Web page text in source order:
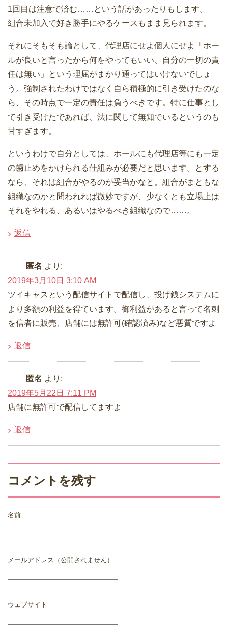
1回目は注意で済む……という話があったりもします。
組合未加入で好き勝手にやるケースもまま見られます。
それにそもそも論として、代理店にせよ個人にせよ「ホー
ルが良いと言ったから何をやってもいい、自分の一切の責
任は無い」という理屈がまかり通ってはいけないでしょ
う。強制されたわけではなく自ら積極的に引き受けたのな
ら、その時点で一定の責任は負うべきです。特に仕事とし
て引き受けたであれば、法に関して無知でいるというのも
甘すぎます。
というわけで自分としては、ホールにも代理店等にも一定
の歯止めをかけられる仕組みが必要だと思います。とする
なら、それは組合がやるのが妥当かなと。組合がまともな
組織なのかと問われれば微妙ですが、少なくとも立場上は
それをやれる、あるいはやるべき組織なので……。
返信
匿名 より:
2019年3月10日 3:10 AM
ツイキャスという配信サイトで配信し、投げ銭システムに
より多額の利益を得ています。御利益があると言って名刺
を信者に販売、店舗には無許可(確認済み)など悪質ですよ
返信
匿名 より:
2019年5月22日 7:11 PM
店舗に無許可で配信してますよ
返信
コメントを残す
名前
メールアドレス（公開されません）
ウェブサイト